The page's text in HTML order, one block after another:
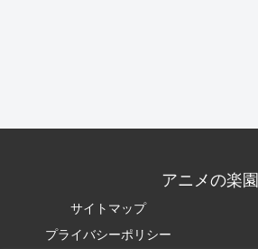
アニメの楽園
サイトマップ
プライバシーポリシー